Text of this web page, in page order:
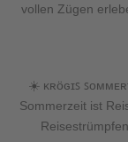
vollen Zügen
☀️ ᴋʀöɢɪꜱ
Sommerzeit ist